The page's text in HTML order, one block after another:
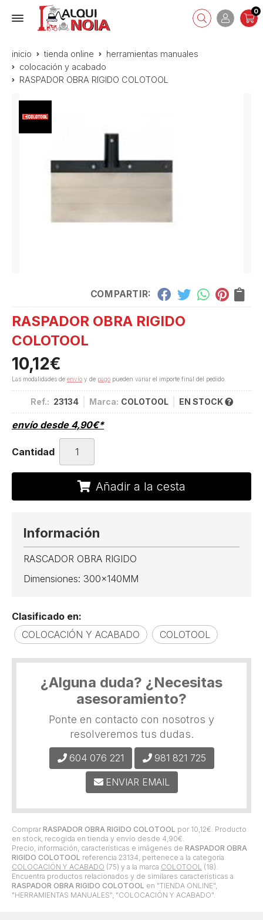
0
inicio tienda online
herramientas manuales
colocación y acabado
RASPADOR OBRA RIGIDO COLOTOOL
COMPARTIR:
RASPADOR OBRA RIGIDO
COLOTOOL
10,12€
Las modalidades de envío y de pago pueden variar el importe final del pedido.
Ref.: 23134 Marca: COLOTOOL EN STOCK
envío desde 4,90€*
Cantidad
Añadir a la cesta
Comprar RASPADOR OBRA RIGIDO COLOTOOL por 10,12€ . Producto
en stock, recogida en tienda y envío desde 4,90€
Precio, información, características e imágenes de RASPADOR OBRA
RIGIDO COLOTOOL referencia 23134, pertenece a la categoría
COLOCACIÓN Y ACABADO (75) y a la marca COLOTOOL (18).
Encuentra productos relacionados y de similares características a
RASPADOR OBRA RIGIDO COLOTOOL en "TIENDA ONLINE",
"HERRAMIENTAS MANUALES", "COLOCACIÓN Y ACABADO".
Información
RASCADOR OBRA RIGIDO
Dimensiones: 300x140MM
Clasificado en:
COLOCACIÓN Y ACABADO
COLOTOOL
¿Alguna duda? ¿Necesitas
asesoramiento?
Ponte en contacto con nosotros y
resolveremos tus dudas.
604 076 221 981 821 725
ENVIAR EMAIL